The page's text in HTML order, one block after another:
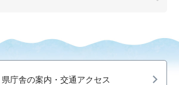
県庁舎の案内・交通アクセス